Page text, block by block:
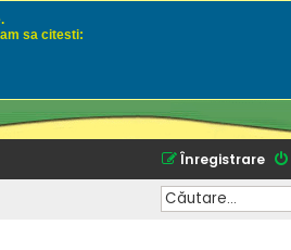
momeli naturale
Înregistrare
sa citesti: